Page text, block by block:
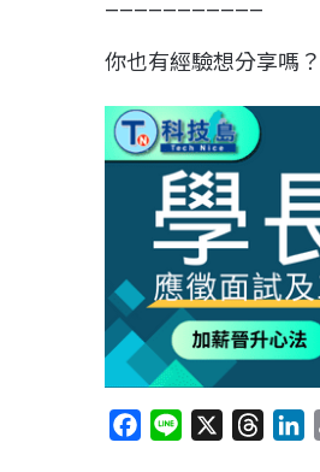
你也有經驗想分享嗎